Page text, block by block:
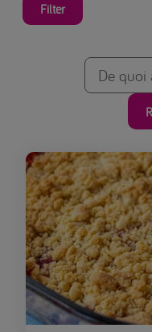
Filter